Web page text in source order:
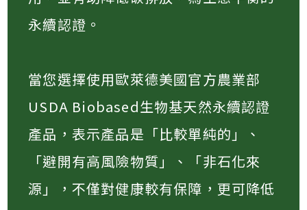
永續認證。
當您選擇使用歐萊德美國官方農業部
USDA Biobased生物基天然永續認證
產品，表示產品是「比較單純的」、
「避開有高風險物質」、「非石化來
源」，不僅對健康較有保障，更可降低